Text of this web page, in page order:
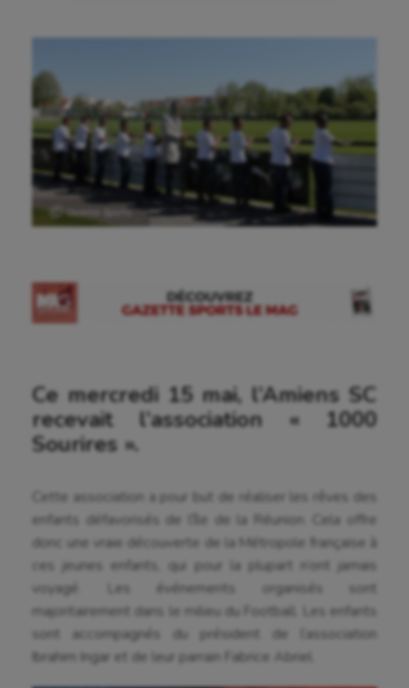
Ⓒ Gazette Sports
Ce mercredi 15 mai, l’Amiens SC
recevait l’association « 1000
Sourires ».
Cette association a pour but de réaliser les rêves des
enfants défavorisés de l’île de la Réunion. Cela offre
donc une vraie découverte de la Métropole française à
ces jeunes enfants, qui pour la plupart n’ont jamais
voyagé. Les événements organisés sont
majoritairement dans le milieu du Football. Les enfants
sont accompagnés du président de l’association
Ibrahim Ingar et de leur parrain Fabrice Abriel.